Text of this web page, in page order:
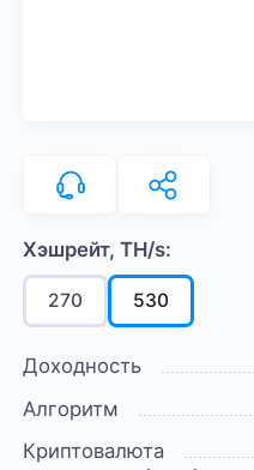
Хэшрейт, TH/s:
270 530
Доходность
Алгоритм
Криптовалюта